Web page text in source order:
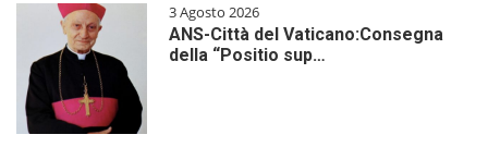
3 Agosto 2026
ANS-Città del Vaticano:Consegna
della “Positio sup…